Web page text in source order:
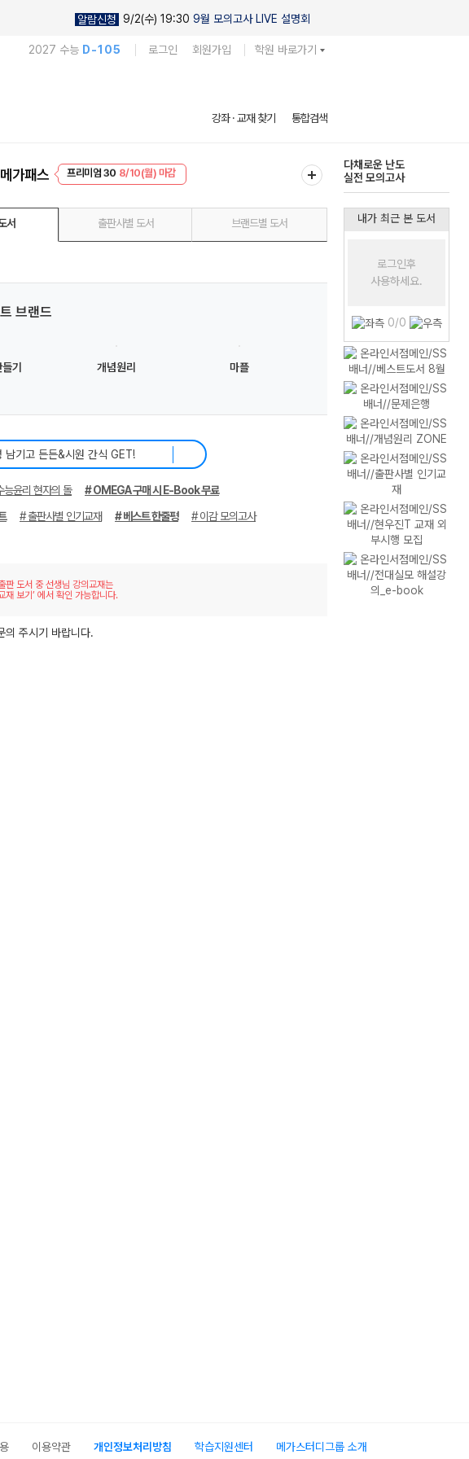
알람신청 9/2(수) 19:30 9월 모의고사 LIVE 설명회
2027 수능 D-105 로그인 회원가입 학원 바로가기
강좌 · 교재 찾기 통합검색
메가패스
EVENT 8/10(월) 마감
다채로운 난도
실전 모의고사
서 출판사별 도서 브랜드별 도서
브랜드
기 개념원리 마플
능윤리 현자의 돌
# OMEGA 구매 시 E-Book 무료
# 출판사별 인기교재 # 베스트 한줄평
# 이감 모의고사
판 도서 중 선생님 강의교재는
재 보기’ 에서 확인 가능합니다.
주시기 바랍니다.
내가 최근 본 도서
로그인후
사용하세요.
0/0
이용약관 개인정보처리방침 학습지원센터 메가스터디그룹 소개